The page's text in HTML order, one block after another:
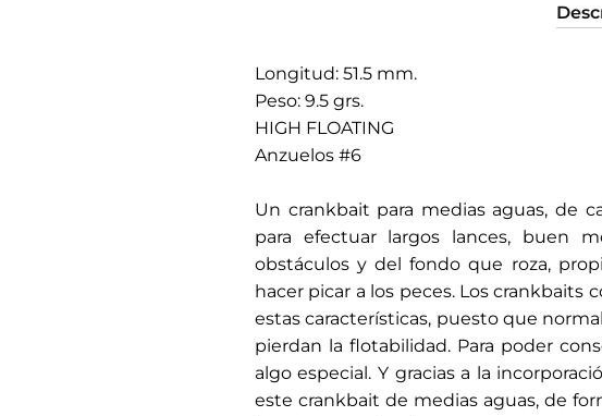
Longitud: 51.5 mm.
Peso: 9.5 grs.
HIGH FLOATING
Anzuelos #6
Un crankbait para medias aguas, de
para efectuar largos lances, buen
obstáculos y del fondo que roza,
hacer picar a los peces. Los crankbaits
estas características, puesto que
pierdan la flotabilidad. Para poder
algo especial. Y gracias a la
este crankbait de medias aguas, de